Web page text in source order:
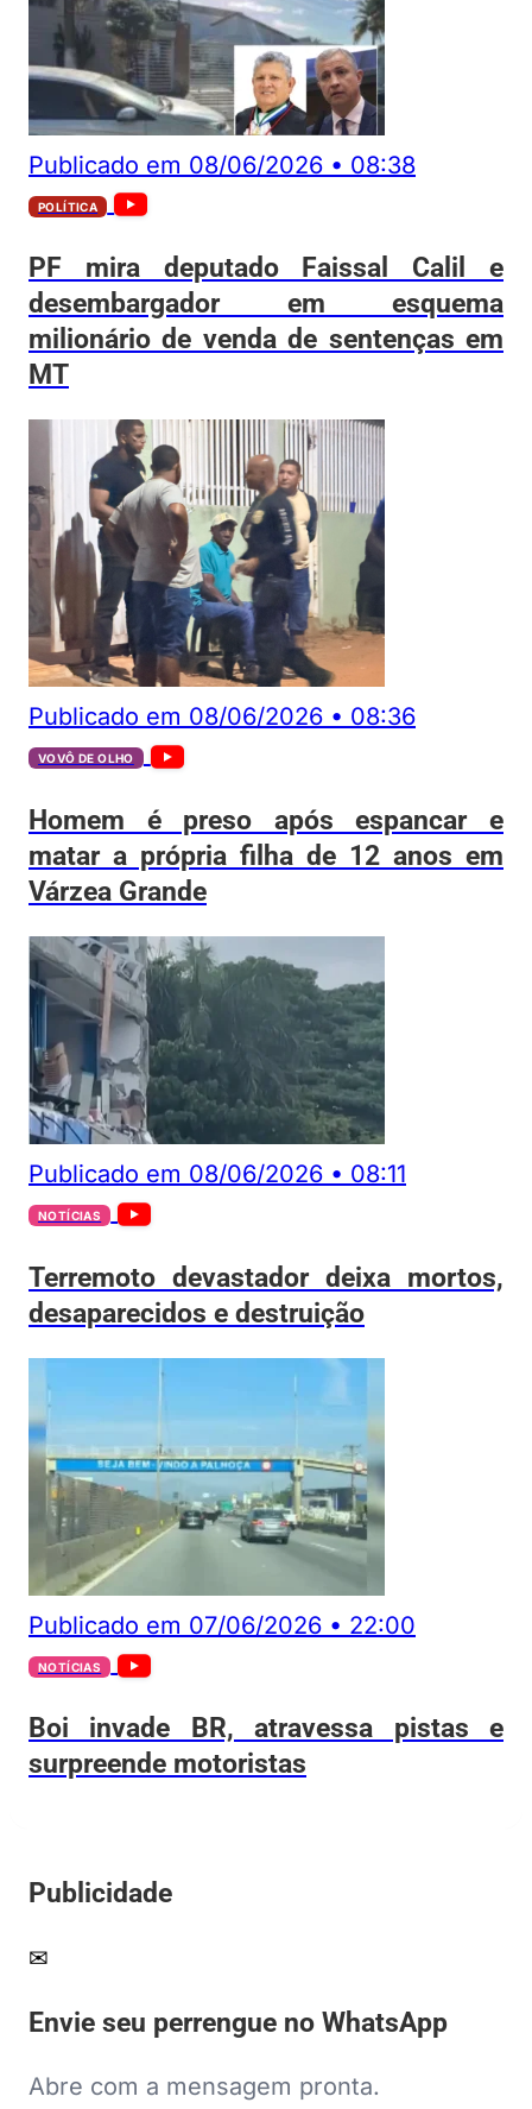
Publicado em 08/06/2026 • 08:38
POLÍTICA
PF mira deputado Faissal Calil e
desembargador em esquema
milionário de venda de sentenças em
MT
Publicado em 08/06/2026 • 08:36
VOVÔ DE OLHO
Homem é preso após espancar e
matar a própria filha de 12 anos em
Várzea Grande
Publicado em 08/06/2026 • 08:11
NOTÍCIAS
Terremoto devastador deixa mortos,
desaparecidos e destruição
Publicado em 07/06/2026 • 22:00
NOTÍCIAS
Boi invade BR, atravessa pistas e
surpreende motoristas
Publicidade
✉
Envie seu perrengue no WhatsApp
Abre com a mensagem pronta.